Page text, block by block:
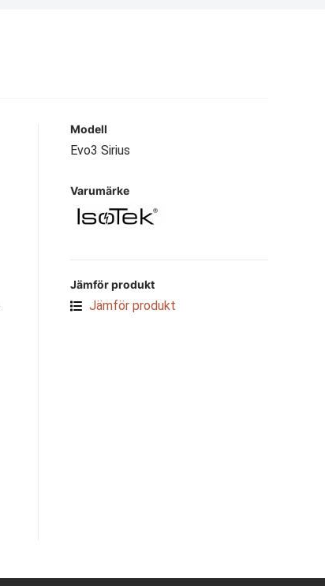
Modell
Evo3 Sirius
Varumärke
Jämför produkt
Jämför produkt